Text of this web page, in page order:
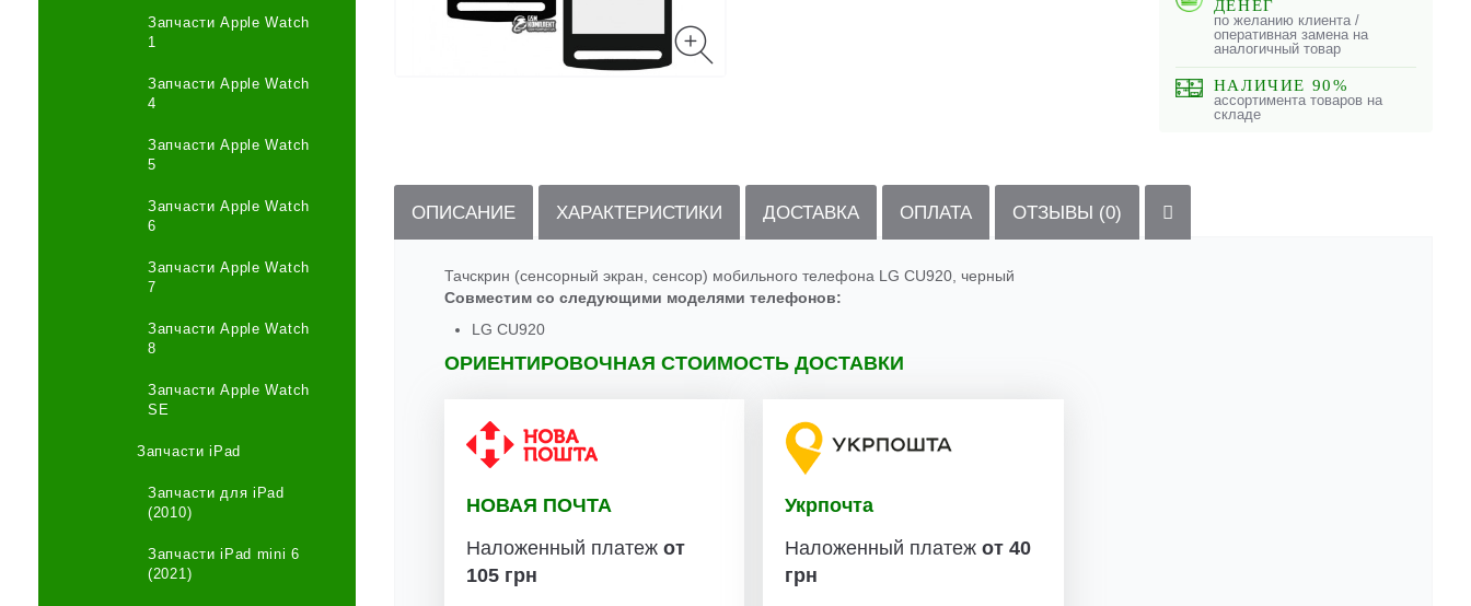
Запчасти Apple Watch
1
Запчасти Apple Watch
4
Запчасти Apple Watch
5
Запчасти Apple Watch
6
Запчасти Apple Watch
7
Запчасти Apple Watch
8
Запчасти Apple Watch
SE
Запчасти iPad
Запчасти для iPad
(2010)
Запчасти iPad mini 6
(2021)
ДЕНЕГ
по желанию клиента /
оперативная замена на
аналогичный товар
НАЛИЧИЕ 90%
ассортимента товаров на
складе
ОПИСАНИЕ ХАРАКТЕРИСТИКИ ДОСТАВКА ОПЛАТА ОТЗЫВЫ (0)
Тачскрин (сенсорный экран, сенсор) мобильного телефона LG CU920, черный
Совместим со следующими моделями телефонов:
LG CU920
ОРИЕНТИРОВОЧНАЯ СТОИМОСТЬ ДОСТАВКИ
НОВАЯ ПОЧТА
Наложенный платеж от
105 грн
Укрпочта
Наложенный платежот 40
грн